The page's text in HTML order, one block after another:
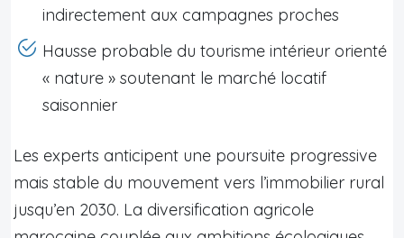
indirectement aux campagnes proches
Hausse probable du tourisme intérieur orienté
« nature » soutenant le marché locatif
saisonnier
Les experts anticipent une poursuite progressive
mais stable du mouvement vers l’immobilier rural
jusqu’en 2030. La diversification agricole